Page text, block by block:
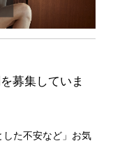
募集していま
た不安など」お気